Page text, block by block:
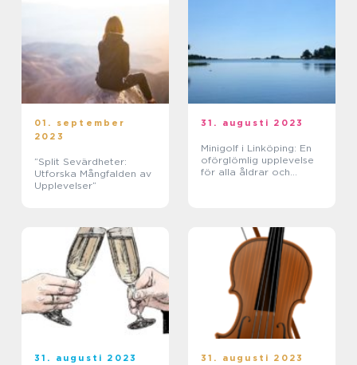
01. september
2023
”Split Sevärdheter:
Utforska Mångfalden av
Upplevelser”
31. augusti 2023
Minigolf i Linköping: En
oförglömlig upplevelse
för alla åldrar och
31. augusti 2023 31. augusti 2023